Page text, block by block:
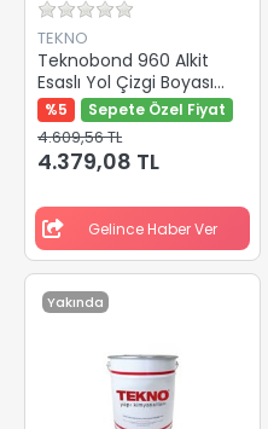
TEKNO
Teknobond 960 Alkit
Esaslı Yol Çizgi Boyası
Beyaz 25 Kg
%5 Sepete Özel Fiyat
4.609,56 TL
4.379,08 TL
Gelince Haber Ver
Yakında